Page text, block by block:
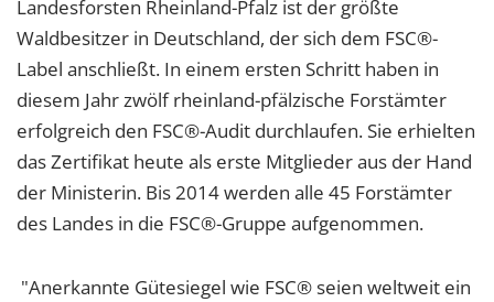
Landesforsten Rheinland-Pfalz ist der größte
Waldbesitzer in Deutschland, der sich dem FSC®-
Label anschließt. In einem ersten Schritt haben in
diesem Jahr zwölf rheinland-pfälzische Forstämter
erfolgreich den FSC®-Audit durchlaufen. Sie erhielten
das Zertifikat heute als erste Mitglieder aus der Hand
der Ministerin. Bis 2014 werden alle 45 Forstämter
des Landes in die FSC®-Gruppe aufgenommen.
"Anerkannte Gütesiegel wie FSC® seien weltweit ein